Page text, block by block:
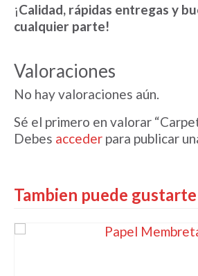
¡Calidad, rápidas entregas y
cualquier parte!
Valoraciones
No hay valoraciones aún.
Sé el primero en valorar
Debes acceder para publicar
Tambien puede gustarte